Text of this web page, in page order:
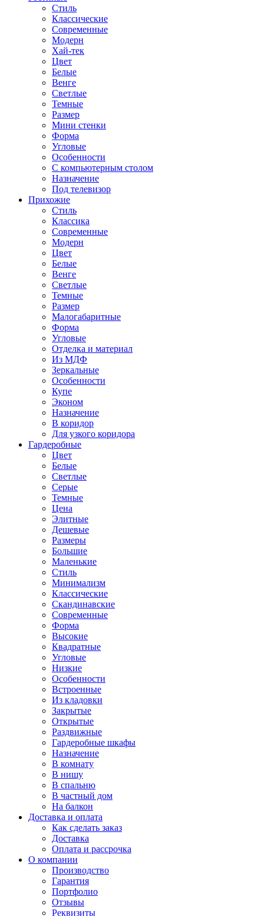
Стиль
Классические
Современные
Модерн
Хай-тек
Цвет
Белые
Венге
Светлые
Темные
Размер
Мини стенки
Форма
Угловые
Особенности
С компьютерным столом
Назначение
Под телевизор
Прихожие
Стиль
Классика
Современные
Модерн
Цвет
Белые
Венге
Светлые
Темные
Размер
Малогабаритные
Форма
Угловые
Отделка и материал
Из МДФ
Зеркальные
Особенности
Купе
Эконом
Назначение
В коридор
Для узкого коридора
Гардеробные
Цвет
Белые
Светлые
Серые
Темные
Цена
Элитные
Дешевые
Размеры
Большие
Маленькие
Стиль
Минимализм
Классические
Скандинавские
Современные
Форма
Высокие
Квадратные
Угловые
Низкие
Особенности
Встроенные
Из кладовки
Закрытые
Открытые
Раздвижные
Гардеробные шкафы
Назначение
В комнату
В нишу
В спальню
В частный дом
На балкон
Доставка и оплата
Как сделать заказ
Доставка
Оплата и рассрочка
О компании
Производство
Гарантия
Портфолио
Отзывы
Реквизиты